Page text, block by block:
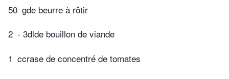
50 gde beurre à rôtir
2 - 3dlde bouillon de viande
1 ccrase de concentré de tomates